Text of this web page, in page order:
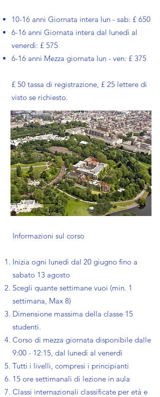
10-16 anni Giornata intera lun - sab: £ 650
6-16 anni Giornata intera dal lunedì al
venerdì: £ 575
6-16 anni Mezza giornata lun - ven: £ 375
£ 50 tassa di registrazione, £ 25 lettere di
visto se richiesto.
Informazioni sul corso
Inizia ogni lunedì dal 20 giugno fino a
sabato 13 agosto
Scegli quante settimane vuoi (min. 1
settimana, Max 8)
Dimensione massima della classe 15
studenti.
Corso di mezza giornata disponibile dalle
9:00 - 12:15, dal lunedì al venerdì
Tutti i livelli, compresi i principianti
15 ore settimanali di lezione in aula
Classi internazionali classificate per età e